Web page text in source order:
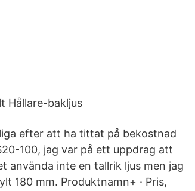
Hållare-bakljus
efter att ha tittat på bekostnad
100, jag var på ett uppdrag att
använda inte en tallrik ljus men jag
180 mm. Produktnamn+ · Pris,